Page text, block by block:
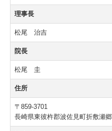
理事長
松尾 治吉
院長
松尾 圭
住所
〒859-3701
長崎県東彼杵郡波佐見町折敷瀬